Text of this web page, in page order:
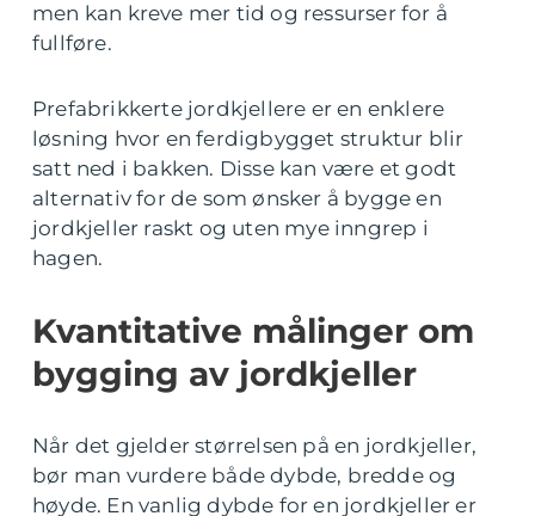
men kan kreve mer tid og ressurser for å
fullføre.
Prefabrikkerte jordkjellere er en enklere
løsning hvor en ferdigbygget struktur blir
satt ned i bakken. Disse kan være et godt
alternativ for de som ønsker å bygge en
jordkjeller raskt og uten mye inngrep i
hagen.
Kvantitative målinger om
bygging av jordkjeller
Når det gjelder størrelsen på en jordkjeller,
bør man vurdere både dybde, bredde og
høyde. En vanlig dybde for en jordkjeller er